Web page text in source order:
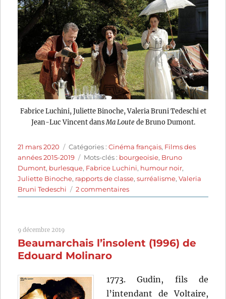
Fabrice Luchini, Juliette Binoche, Valeria Bruni Tedeschi et
Jean-Luc Vincent dansMa Loutede Bruno Dumont.
Publié
le
21 mars 2020 Catégories
Catégories :Cinéma français, Films des
années 2015-2019
Étiquettes
Mots-clés : bourgeoisie, Bruno
Dumont, burlesque, Fabrice Luchini, humour noir,
Juliette Binoche, rapports de classe,surréalisme,Valeria
Bruni Tedeschi
2 commentairessur
Ma
Bruno
9 décembre 2019
Beaumarchais l’insolent (1996) de
Edouard Molinaro
1773. Gudin, fils de
l’intendant de Voltaire,